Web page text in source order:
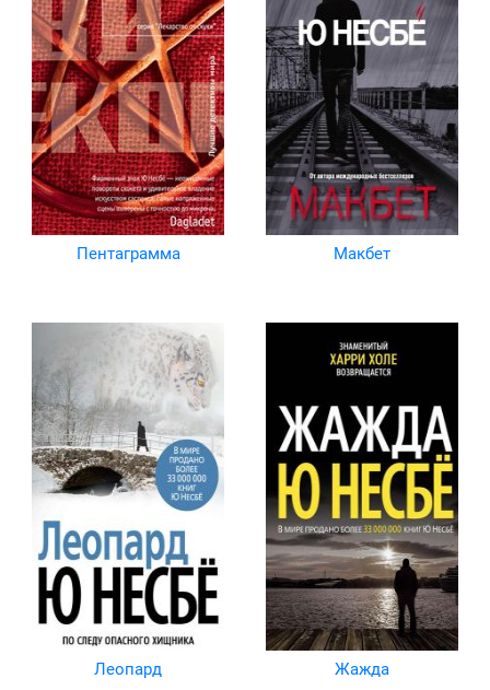
Пентаграмма Макбет
Леопард Жажда